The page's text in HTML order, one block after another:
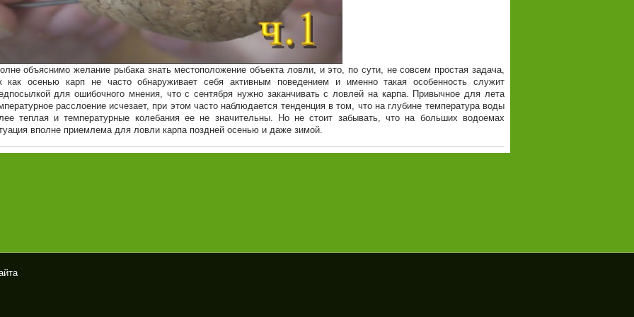
объяснимо желание рыбака знать местоположение объекта ловли, и это, по сути, не совсем простая задача,
как осенью карп не часто обнаруживает себя активным поведением и именно такая особенность служит
для ошибочного мнения, что с сентября нужно заканчивать с ловлей на карпа. Привычное для лета
расслоение исчезает, при этом часто наблюдается тенденция в том, что на глубине температура воды
теплая и температурные колебания ее не значительны. Но не стоит забывать, что на больших водоемах
вполне приемлема для ловли карпа поздней осенью и даже зимой.